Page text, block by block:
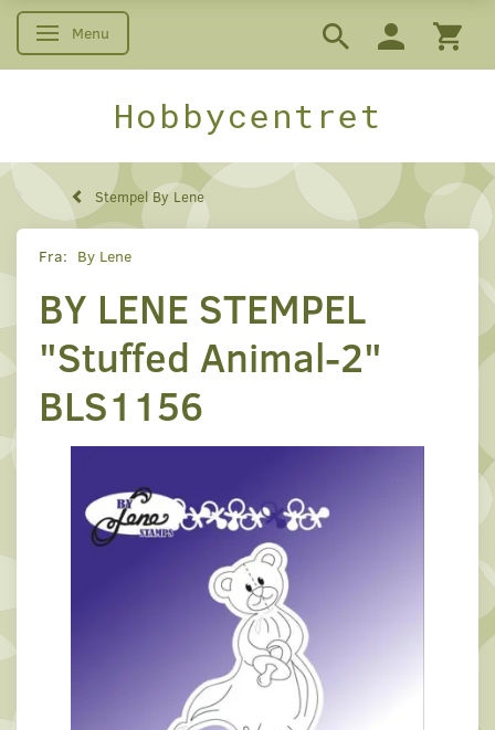
Skifte navigation
Menu
Hobbycentret
Stempel By Lene
Fra: By Lene
BY LENE STEMPEL
"Stuffed Animal-2"
BLS1156